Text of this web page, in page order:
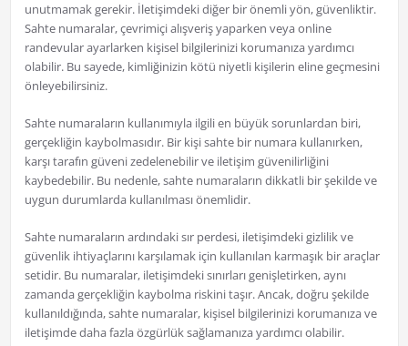
unutmamak gerekir. İletişimdeki diğer bir önemli yön, güvenliktir.
Sahte numaralar, çevrimiçi alışveriş yaparken veya online
randevular ayarlarken kişisel bilgilerinizi korumanıza yardımcı
olabilir. Bu sayede, kimliğinizin kötü niyetli kişilerin eline geçmesini
önleyebilirsiniz.
Sahte numaraların kullanımıyla ilgili en büyük sorunlardan biri,
gerçekliğin kaybolmasıdır. Bir kişi sahte bir numara kullanırken,
karşı tarafın güveni zedelenebilir ve iletişim güvenilirliğini
kaybedebilir. Bu nedenle, sahte numaraların dikkatli bir şekilde ve
uygun durumlarda kullanılması önemlidir.
Sahte numaraların ardındaki sır perdesi, iletişimdeki gizlilik ve
güvenlik ihtiyaçlarını karşılamak için kullanılan karmaşık bir araçlar
setidir. Bu numaralar, iletişimdeki sınırları genişletirken, aynı
zamanda gerçekliğin kaybolma riskini taşır. Ancak, doğru şekilde
kullanıldığında, sahte numaralar, kişisel bilgilerinizi korumanıza ve
iletişimde daha fazla özgürlük sağlamanıza yardımcı olabilir.